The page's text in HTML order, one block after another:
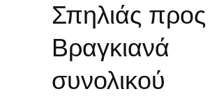
Σπηλιάς προς
Βραγκιανά
συνολικού